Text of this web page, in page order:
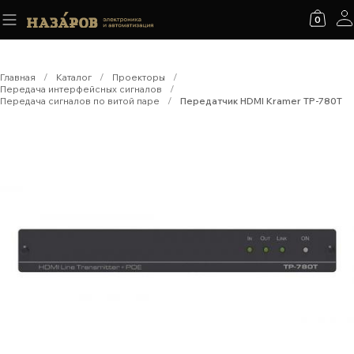
0
Главная / Каталог / Проекторы
/
Передача интерфейсных сигналов
/
Передача сигналов по витой паре
/ Передатчик HDMI Kramer TP-780T